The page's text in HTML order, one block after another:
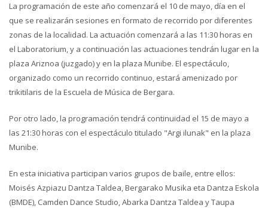
La programación de este año comenzará el 10 de mayo, día en el
que se realizarán sesiones en formato de recorrido por diferentes
zonas de la localidad. La actuación comenzará a las 11:30 horas en
el Laboratorium, y a continuación las actuaciones tendrán lugar en la
plaza Ariznoa (juzgado) y en la plaza Munibe. El espectáculo,
organizado como un recorrido continuo, estará amenizado por
trikitilaris de la Escuela de Música de Bergara.
Por otro lado, la programación tendrá continuidad el 15 de mayo a
las 21:30 horas con el espectáculo titulado "Argi ilunak" en la plaza
Munibe.
En esta iniciativa participan varios grupos de baile, entre ellos:
Moisés Azpiazu Dantza Taldea, Bergarako Musika eta Dantza Eskola
(BMDE), Camden Dance Studio, Abarka Dantza Taldea y Taupa